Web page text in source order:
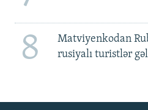
8
Matviyenkodan
rusiyalı turistlər